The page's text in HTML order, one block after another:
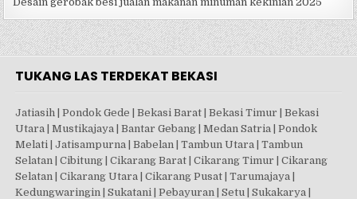
TUKANG LAS TERDEKAT BEKASI
Jatiasih | Pondok Gede | Bekasi Barat | Bekasi Timur | Bekasi
Utara | Mustikajaya | Bantar Gebang | Medan Satria | Pondok
Melati | Jatisampurna | Babelan | Tambun Utara | Tambun
Selatan | Cibitung | Cikarang Barat | Cikarang Timur | Cikarang
Selatan | Cikarang Utara | Cikarang Pusat | Tarumajaya |
Kedungwaringin | Sukatani | Pebayuran | Setu | Sukakarya |